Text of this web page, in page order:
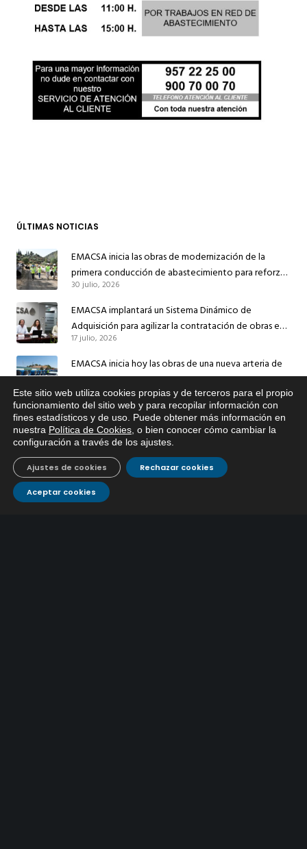
ÚLTIMAS NOTICIAS
EMACSA inicia las obras de modernización de la
primera conducción de abastecimiento para reforzar
el suministro de agua de Córdoba
30 julio, 2026
EMACSA implantará un Sistema Dinámico de
Adquisición para agilizar la contratación de obras en
sus redes e instalaciones
17 julio, 2026
EMACSA inicia hoy las obras de una nueva arteria de
abastecimiento y una red de agua no potable en
Ingeniero Ruiz de Azúa
13 julio, 2026
Caracterización ZA Córdoba Red Quemadas- 1ª Sem
2026
9 julio, 2026
Caracterización ZA Córdoba Red Carrera Caballo-1º
Sem 2026
9 julio, 2026
Este sitio web utiliza cookies propias y de terceros para el propio
funcionamiento del sitio web y para recopilar información con
fines estadísticos y de uso. Puede obtener más información en
nuestra Política de Cookies , o bien conocer cómo cambiar la
configuración a través de los ajustes
Aceptar cookies
Rechazar cookies
Ajustes de cookies
Si tiene cualquier duda sobre
EMACSA, haga click abajo.